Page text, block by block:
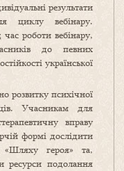
результати
циклу вебінару.
час роботи вебінару,
до певних
української
розвитку психічної
Учасникам для
вправу
формі дослідити
«Шляху героя» та,
ресурси подолання